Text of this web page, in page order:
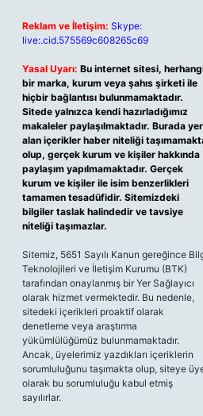
Reklam ve İletişim: Skype:
live:.cid.575569c608265c69
Yasal Uyarı: Bu internet sitesi,
bir marka, kurum veya şahıs şirketi ile
hiçbir bağlantısı bulunmamaktadır.
Sitede yalnızca kendi hazırladığımız
makaleler paylaşılmaktadır. Burada yer
alan içerikler haber niteliği
olup, gerçek kurum ve kişiler hakkında
paylaşım yapılmamaktadır. Gerçek
kurum ve kişiler ile isim benzerlikleri
tamamen tesadüfidir. Sitemizdeki
bilgiler taslak halindedir ve tavsiye
niteliği taşımazlar.
Sitemiz, 5651 Sayılı Kanun gereğince
Teknolojileri ve İletişim Kurumu (BTK)
tarafından onaylanmış bir Yer Sağlayıcı
olarak hizmet vermektedir. Bu nedenle,
sitedeki içerikleri proaktif olarak
denetleme veya araştırma
yükümlülüğümüz bulunmamaktadır.
Ancak, üyelerimiz yazdıkları içeriklerin
sorumluluğunu taşımakta olup, siteye
olarak bu sorumluluğu kabul etmiş
sayılırlar.